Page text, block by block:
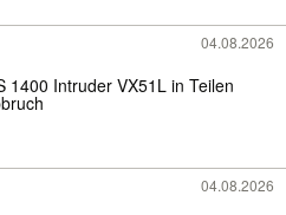
04.08.2026
1400 Intruder VX51L in Teilen
04.08.2026